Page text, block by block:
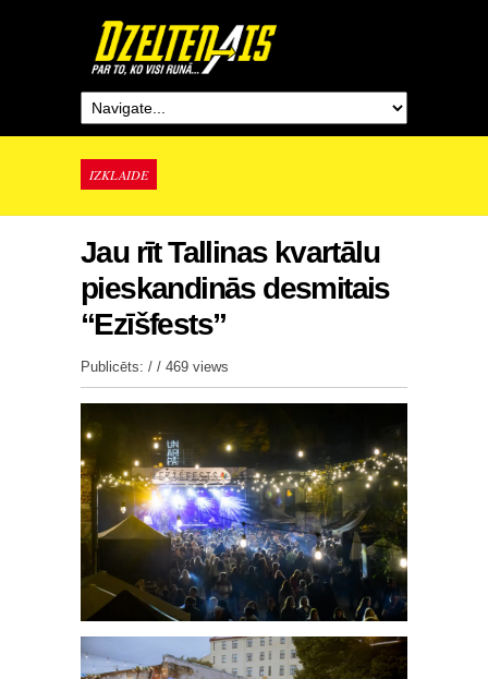
IZKLAIDE
Jau rīt Tallinas kvartālu
pieskandinās desmitais
“Ezīšfests”
Publicēts: / / 469 views